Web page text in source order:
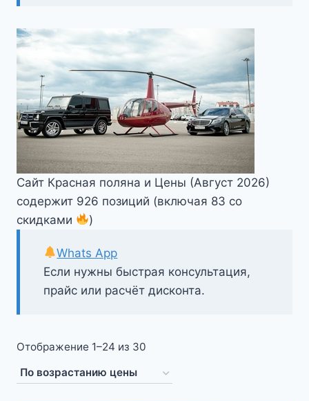
Сайт Красная поляна и Цены (Август 2026)
содержит 926 позиций (включая 83 со
скидками
)
Если нужны быстрая консультация,
прайс или расчёт дисконта.
Whats App
Отображение 1–24 из 30
возрастанию